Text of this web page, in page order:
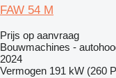
FAW 54 M
Prijs op aanvraag
Bouwmachines -
2024
Vermogen 191 kW (260